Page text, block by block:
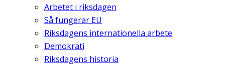
Arbetet i riksdagen
Så fungerar EU
Riksdagens internationella arbete
Demokrati
Riksdagens historia